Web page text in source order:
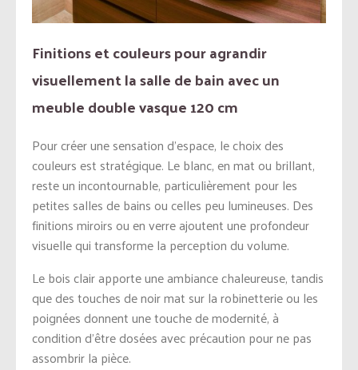
Finitions et couleurs pour agrandir
visuellement la salle de bain avec un
meuble double vasque 120 cm
Pour créer une sensation d’espace, le choix des
couleurs est stratégique. Le blanc, en mat ou brillant,
reste un incontournable, particulièrement pour les
petites salles de bains ou celles peu lumineuses. Des
finitions miroirs ou en verre ajoutent une profondeur
visuelle qui transforme la perception du volume.
Le bois clair apporte une ambiance chaleureuse, tandis
que des touches de noir mat sur la robinetterie ou les
poignées donnent une touche de modernité, à
condition d’être dosées avec précaution pour ne pas
assombrir la pièce.